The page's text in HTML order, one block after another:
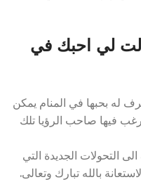
لي احبك في
له بحبها في المنام يمكن
فيها صاحب الرؤيا تلك
التحولات الجديدة التي
بالله تبارك وتعالى.